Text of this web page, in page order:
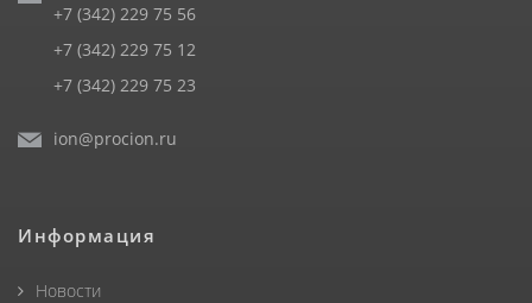
+7 (342) 229 75 56
+7 (342) 229 75 12
+7 (342) 229 75 23
ion@procion.ru
Информация
Новости